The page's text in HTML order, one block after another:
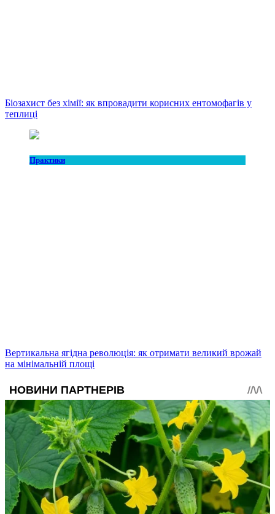
Біозахист без хімії: як впровадити корисних ентомофагів у
теплиці
Практики
Вертикальна ягідна революція: як отримати великий врожай
на мінімальній площі